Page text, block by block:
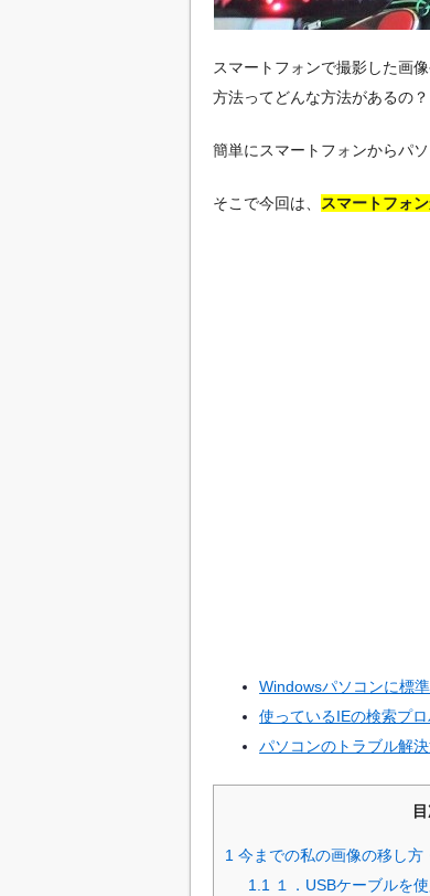
スマートフォンで撮影した画
方法ってどんな方法があるの？
簡単にスマートフォンからパ
そこで今回は、 スマートフォ
Windowsパソコンに標
使っているIEの検索プ
パソコンのトラブル解
1 今までの私の画像の移し方
1.1 １．USBケーブルを